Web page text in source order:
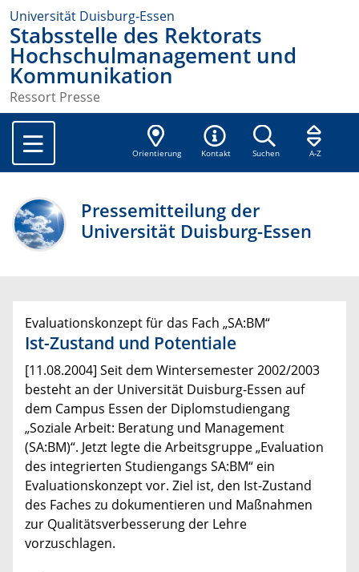
Universität Duisburg-Essen
Stabsstelle des Rektorats
Hochschulmanagement und
Kommunikation
Ressort Presse
Orientierung Kontakt Suchen A-Z
Pressemitteilung der
Universität Duisburg-Essen
Evaluationskonzept für das Fach „SA:BM“
Ist-Zustand und Potentiale
[11.08.2004] Seit dem Wintersemester 2002/2003
besteht an der Universität Duisburg-Essen auf
dem Campus Essen der Diplomstudiengang
„Soziale Arbeit: Beratung und Management
(SA:BM)“. Jetzt legte die Arbeitsgruppe „Evaluation
des integrierten Studiengangs SA:BM“ ein
Evaluationskonzept vor. Ziel ist, den Ist-Zustand
des Faches zu dokumentieren und Maßnahmen
zur Qualitätsverbesserung der Lehre
vorzuschlagen.